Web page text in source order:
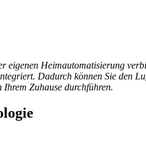
eigenen Heimautomatisierung
Dadurch können Sie den
Zuhause durchführen.